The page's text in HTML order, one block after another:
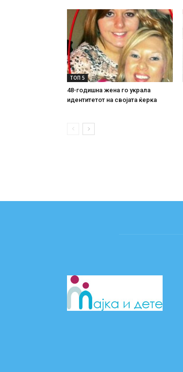
ТОП 5
48-годишна жена го украла
идентитетот на својата ќерка